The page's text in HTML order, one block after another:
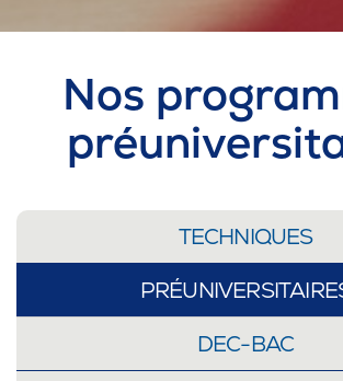
Nos
TECHNIQUES
DEC-BAC